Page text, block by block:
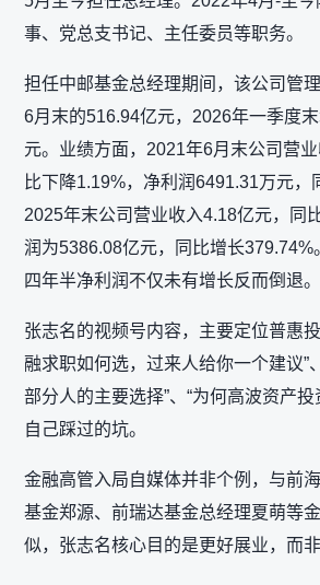
事、党总支书记、主任委员等职务。
担任中邮基金总经理期间，该公司管
6月末的516.94亿元，2026年一季度
元。业绩方面，2021年6月末公司营
比下降1.19%，净利润6491.31万元，
2025年末公司营业收入4.18亿元，同
润为5386.08亿元，同比增长379.74%
四年半净利润不仅未有增长反而倒退。
张志名的视频号内容，主要定位普惠
融求职如何选，过来人给你一个建议”
部分人的主要选择”、“为何高波资产
自己踩过的坑。
金融高管入局自媒体并非个例，与前
基金郑源、前瑞达基金总经理夏萌等
似，张志名核心目的是更好展业，而非